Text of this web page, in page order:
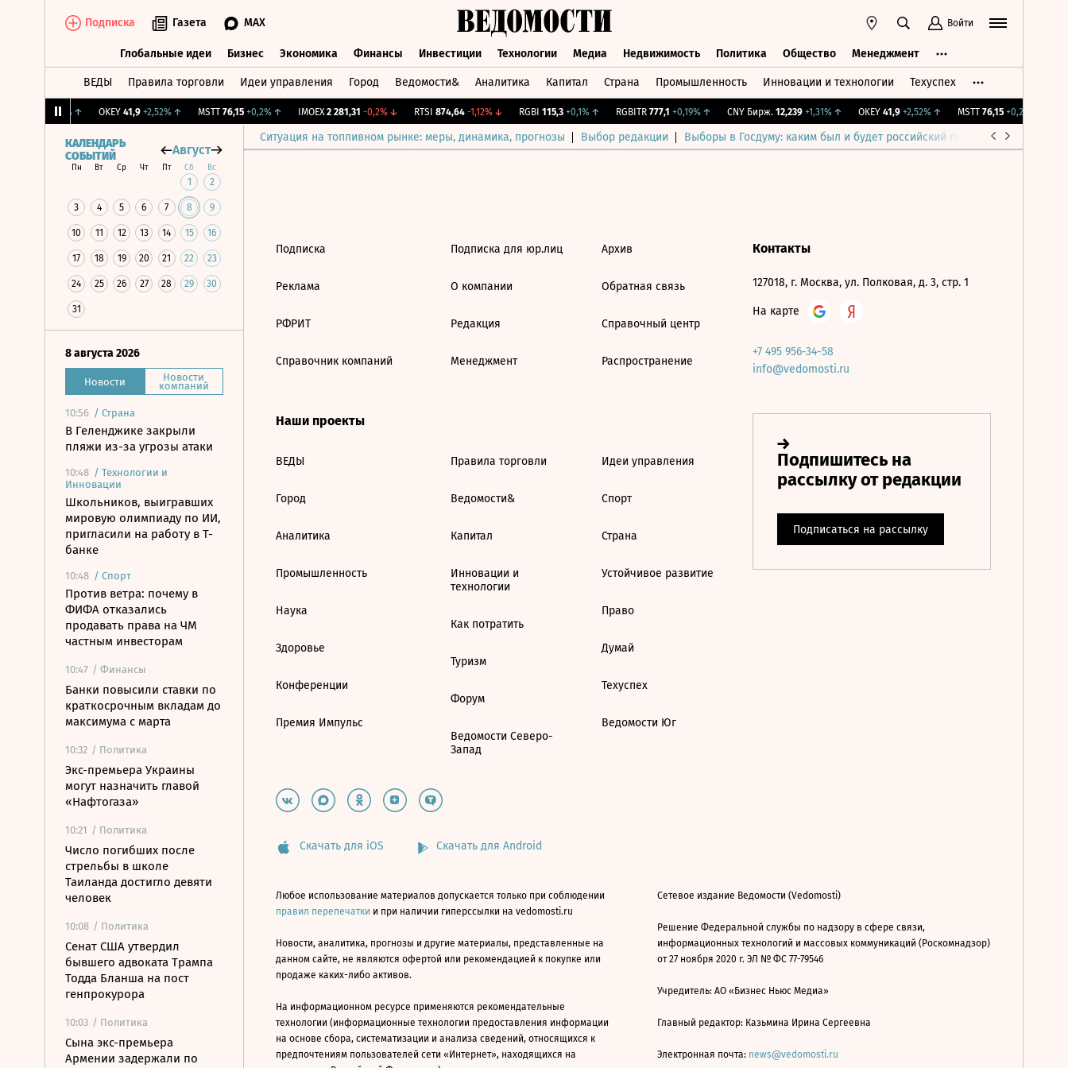
Подписка Газета MAX Войти
Глобальные идеи Бизнес Экономика Финансы Инвестиции Технологии Медиа Недвижимость Политика Общество Менеджмент
ВЕДЫ Правила торговли Идеи управления Город Ведомости& Аналитика Капитал Страна Промышленность Инновации и технологии Техуспех
↑ OKEY 41,9 +2,52%↑ MSTT 76,15 +0,2%↑ IMOEX 2 281,31 -0,2%↓ RTSI 874,64 -1,12%↓ RGBI 115,3 +0,1%↑ RGBITR 777,1 +0,19%↑ CNY Бирж. 12,239 +1,31%↑ OKEY 41,9 +2,52%↑ MSTT 76,15 +0,2%
Ситуация на топливном рынке: меры, динамика, прогнозы Выбор редакции Выборы в Госдуму: каким был и будет российский парламент
КАЛЕНДАРЬ
СОБЫТИЙ
Август
Пн Вт Ср Чт Пт Сб Вс
1 2
3 4 5 6 7 8 9
10 11 12 13 14 15 16
17 18 19 20 21 22 23
24 25 26 27 28 29 30
31
8 августа 2026
Новости Новости
компаний
10:56 / Страна
В Геленджике закрыли
пляжи из-за угрозы атаки
10:48 / Технологии и
Инновации
Школьников, выигравших
мировую олимпиаду по ИИ,
пригласили на работу в Т-
банке
10:48 / Спорт
Против ветра: почему в
ФИФА отказались
продавать права на ЧМ
частным инвесторам
10:47 / Финансы
Банки повысили ставки по
краткосрочным вкладам до
максимума с марта
10:32 / Политика
Экс-премьера Украины
могут назначить главой
«Нафтогаза»
10:21 / Политика
Число погибших после
стрельбы в школе
Таиланда достигло девяти
человек
10:08 / Политика
Сенат США утвердил
бывшего адвоката Трампа
Тодда Бланша на пост
генпрокурора
10:03 / Политика
Сына экс-премьера
Армении задержали по
Подписка
Реклама
РФРИТ
Справочник компаний
Подписка для юр.лиц
О компании
Редакция
Менеджмент
Архив
Обратная связь
Справочный центр
Распространение
Наши проекты
ВЕДЫ
Город
Аналитика
Промышленность
Наука
Здоровье
Конференции
Премия Импульс
Правила торговли
Ведомости&
Капитал
Инновации и
технологии
Как потратить
Туризм
Форум
Ведомости Северо-
Запад
Идеи управления
Спорт
Страна
Устойчивое развитие
Право
Думай
Техуспех
Ведомости Юг
Контакты
127018, г. Москва, ул. Полковая, д. 3, стр. 1
На карте
+7 495 956-34-58
info@vedomosti.ru
Скачать для iOS Скачать для Android
Любое использование материалов допускается только при соблюдении
правил перепечатки и при наличии гиперссылки на vedomosti.ru
Новости, аналитика, прогнозы и другие материалы, представленные на
данном сайте, не являются офертой или рекомендацией к покупке или
продаже каких-либо активов.
На информационном ресурсе применяются рекомендательные
технологии (информационные технологии предоставления информации
на основе сбора, систематизации и анализа сведений, относящихся к
предпочтениям пользователей сети «Интернет», находящихся на
Сетевое издание Ведомости (Vedomosti)
Решение Федеральной службы по надзору в сфере связи,
информационных технологий и массовых коммуникаций (Роскомнадзор)
от 27 ноября 2020 г. ЭЛ № ФС 77-79546
Учредитель: АО «Бизнес Ньюс Медиа»
Главный редактор: Казьмина Ирина Сергеевна
Электронная почта: news@vedomosti.ru